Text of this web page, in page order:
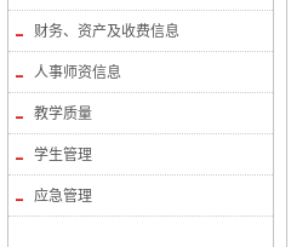
财务、资产及收费信息
人事师资信息
教学质量
学生管理
应急管理